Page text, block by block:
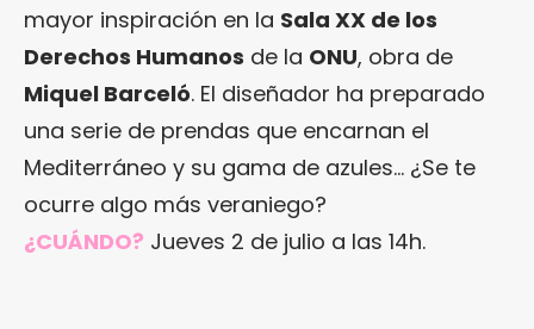
mayor inspiración en la Sala XX de los
Derechos Humanos de la ONU, obra de
Miquel Barceló. El diseñador ha preparado
una serie de prendas que encarnan el
Mediterráneo y su gama de azules… ¿Se te
ocurre algo más veraniego?
¿CUÁNDO? Jueves 2 de julio a las 14h.